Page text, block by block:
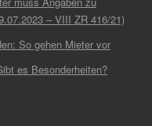
– VIII ZR 416/21)
So gehen Mieter vor
es Besonderheiten?